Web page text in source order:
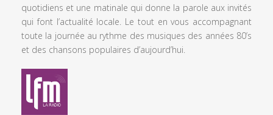
quotidiens et une matinale qui donne la parole aux invités
qui font l’actualité locale. Le tout en vous accompagnant
toute la journée au rythme des musiques des années 80’s
et des chansons populaires d’aujourd’hui.